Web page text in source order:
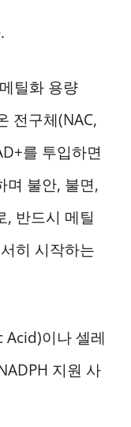
틸화 용량
전구체(NAC,
를 투입하면
며 불안, 불면,
, 반드시 메틸
히 시작하는
Acid)이나 셀레
지원 사